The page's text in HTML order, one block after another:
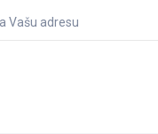
Vašu adresu